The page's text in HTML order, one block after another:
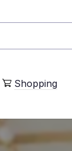
Shopping